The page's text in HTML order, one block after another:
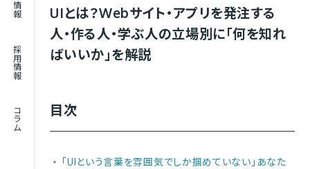
採用情報
コラム
UIとは？Webサイト・アプリを発注する
人・作る人・学ぶ人の立場別に「何を知れ
ばいいか」を解説
目次
「UIという言葉を雰囲気でしか掴めていない」あなた